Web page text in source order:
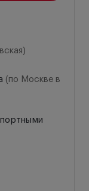
(по Москве в